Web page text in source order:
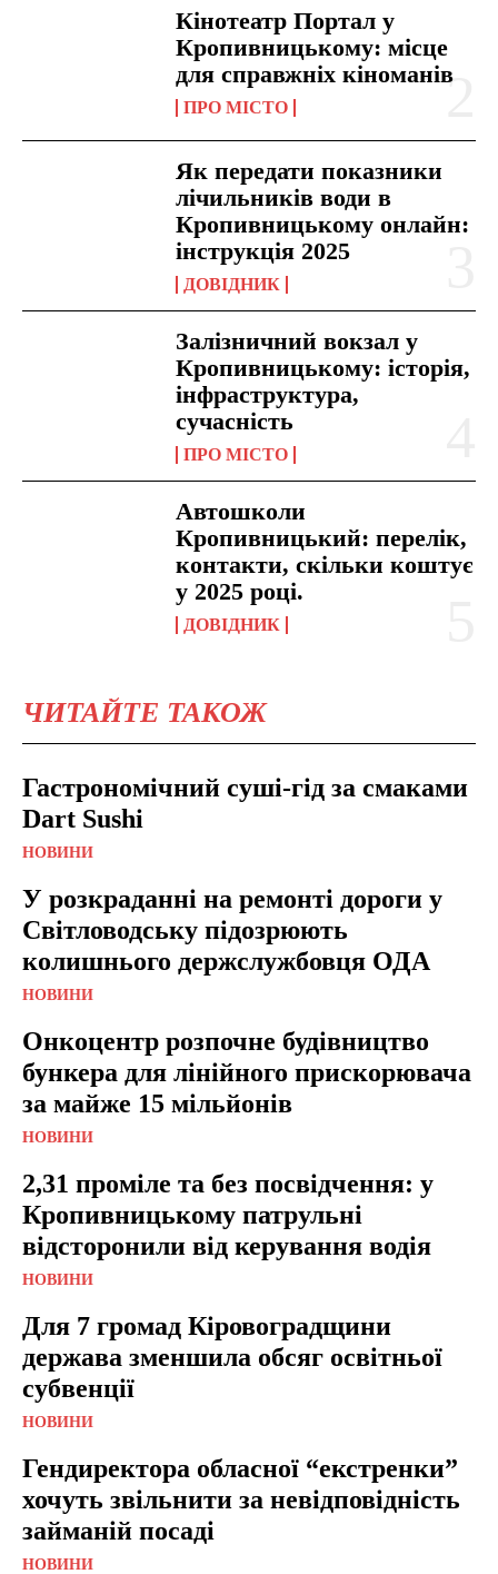
Кінотеатр Портал у
Кропивницькому: місце
для справжніх кіноманів
ПРО МІСТО
Як передати показники
лічильників води в
Кропивницькому онлайн:
інструкція 2025
ДОВІДНИК
Залізничний вокзал у
Кропивницькому: історія,
інфраструктура,
сучасність
ПРО МІСТО
Автошколи
Кропивницький: перелік,
контакти, скільки коштує
у 2025 році.
ДОВІДНИК
ЧИТАЙТЕ ТАКОЖ
Гастрономічний суші-гід за смаками
Dart Sushi
НОВИНИ
У розкраданні на ремонті дороги у
Світловодську підозрюють
колишнього держслужбовця ОДА
НОВИНИ
Онкоцентр розпочне будівництво
бункера для лінійного прискорювача
за майже 15 мільйонів
НОВИНИ
2,31 проміле та без посвідчення: у
Кропивницькому патрульні
відсторонили від керування водія
НОВИНИ
Для 7 громад Кіровоградщини
держава зменшила обсяг освітньої
субвенції
НОВИНИ
Гендиректора обласної “екстренки”
хочуть звільнити за невідповідність
займаній посаді
НОВИНИ